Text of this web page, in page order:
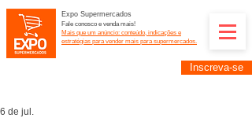
Expo Supermercados
Fale conosco e venda mais!
Mais que um anúncio: conteúdo, indicações e
estratégias para vender mais para supermercados.
Inscreva-se
6 de jul.